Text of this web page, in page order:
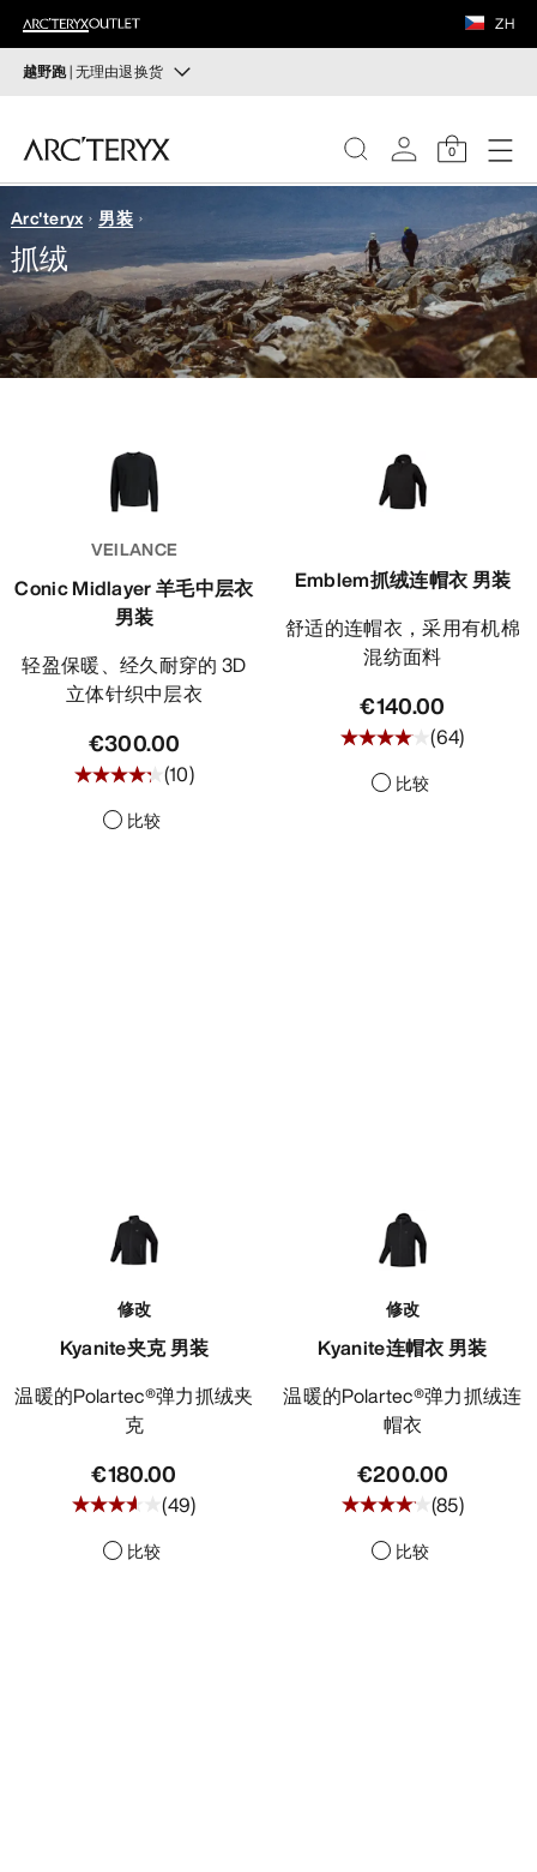
ZH
越野跑| 无理由退换货
打造全套越野跑装备
无理由退换货
改变主意了？ 30天内购买的符合条件的商品可退换货。
开始免费退货。
0
女士
男士
鞋履
VEILANCE
发现
装备
VEILANCE
发现
Arc'teryx 男装
抓绒
VEILANCE
Conic Midlayer 羊毛中层衣
男装
轻盈保暖、经久耐穿的 3D
立体针织中层衣
€300.00
(10)
比较
Emblem抓绒连帽衣 男装
舒适的连帽衣，采用有机棉
混纺面料
€140.00
(64)
比较
修改
Kyanite夹克 男装
温暖的Polartec®弹力抓绒夹
克
€180.00
(49)
比较
修改
Kyanite连帽衣 男装
温暖的Polartec®弹力抓绒连
帽衣
€200.00
(85)
比较